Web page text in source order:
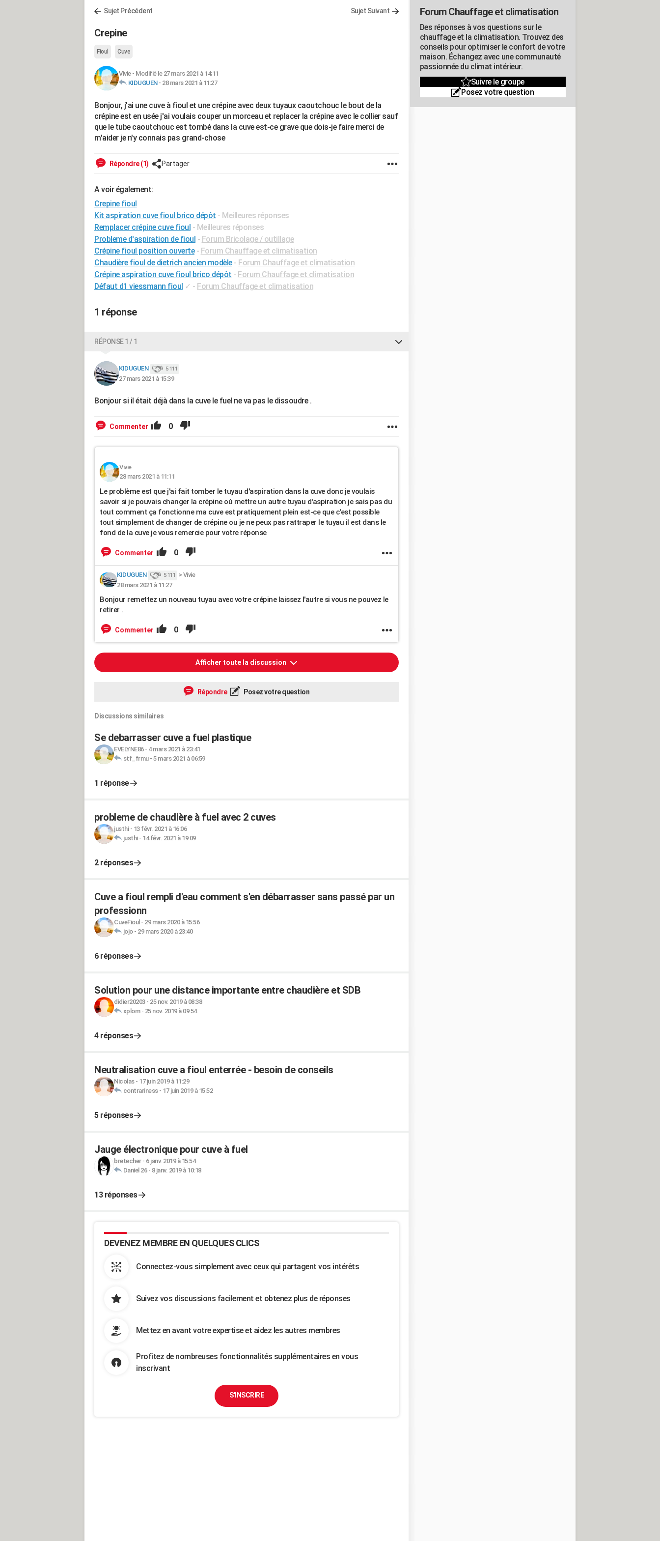
Sujet Précédent Sujet Suivant
Crepine
Fioul Cuve
Vivie- Modifié le 27 mars 2021 à 14:11
KIDUGUEN- 28 mars 2021 à 11:27
Bonjour, j'ai une cuve à fioul et une crépine avec deux tuyaux caoutchouc le bout de la
crépine est en usée j'ai voulais couper un morceau et replacer la crépine avec le collier sauf
que le tube caoutchouc est tombé dans la cuve est-ce grave que dois-je faire merci de
m'aider je n'y connais pas grand-chose
Répondre (1) Partager
A voir également:
Crepine fioul
Kit aspiration cuve fioul brico dépôt - Meilleures réponses
Remplacer crépine cuve fioul - Meilleures réponses
Probleme d'aspiration de fioul - Forum Bricolage / outillage
Crépine fioul position ouverte - Forum Chauffage et climatisation
Chaudière fioul de dietrich ancien modèle - Forum Chauffage et climatisation
Crépine aspiration cuve fioul brico dépôt - Forum Chauffage et climatisation
Défaut d1 viessmann fioul ✓ - Forum Chauffage et climatisation
1 réponse
RÉPONSE 1 / 1
KIDUGUEN 5 111
27 mars 2021 à 15:39
Bonjour si il était déjà dans la cuve le fuel ne va pas le dissoudre .
Commenter 0
Vivie
28 mars 2021 à 11:11
Le problème est que j'ai fait tomber le tuyau d'aspiration dans la cuve donc je voulais
savoir si je pouvais changer la crépine où mettre un autre tuyau d'aspiration je sais pas du
tout comment ça fonctionne ma cuve est pratiquement plein est-ce que c'est possible
tout simplement de changer de crépine ou je ne peux pas rattraper le tuyau il est dans le
fond de la cuve je vous remercie pour votre réponse
Commenter 0
KIDUGUEN 5 111 >Vivie
28 mars 2021 à 11:27
Bonjour remettez un nouveau tuyau avec votre crépine laissez l'autre si vous ne pouvez le
retirer .
Commenter 0
Afficher toute la discussion
Répondre Posez votre question
Discussions similaires
Se debarrasser cuve a fuel plastique
EVELYNE86- 4 mars 2021 à 23:41
stf_frmu- 5 mars 2021 à 06:59
1 réponse
probleme de chaudière à fuel avec 2 cuves
justhi- 13 févr. 2021 à 16:06
justhi- 14 févr. 2021 à 19:09
2 réponses
Cuve a fioul rempli d'eau comment s'en débarrasser sans passé par un
professionn
CuveFioul- 29 mars 2020 à 15:56
jojo- 29 mars 2020 à 23:40
6 réponses
Solution pour une distance importante entre chaudière et SDB
didier20203- 25 nov. 2019 à 08:38
xplom- 25 nov. 2019 à 09:54
4 réponses
Neutralisation cuve a fioul enterrée - besoin de conseils
Nicolas- 17 juin 2019 à 11:29
contrariness- 17 juin 2019 à 15:52
5 réponses
Jauge électronique pour cuve à fuel
bretecher- 6 janv. 2019 à 15:54
Daniel 26- 8 janv. 2019 à 10:18
13 réponses
DEVENEZ MEMBRE EN QUELQUES CLICS
Connectez-vous simplement avec ceux qui partagent vos intérêts
Suivez vos discussions facilement et obtenez plus de réponses
Mettez en avant votre expertise et aidez les autres membres
Profitez de nombreuses fonctionnalités supplémentaires en vous
inscrivant
S'INSCRIRE
Forum Chauffage et climatisation
Des réponses à vos questions sur le
chauffage et la climatisation. Trouvez des
conseils pour optimiser le confort de votre
maison. Échangez avec une communauté
passionnée du climat intérieur.
Suivre le groupe
Posez votre question